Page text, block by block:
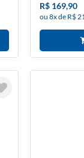
R$ 169,90
ou 8x de R$